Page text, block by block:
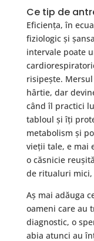
Ce tip de
Eficiența, în
fiziologic și
intervale poate
risipește.
hârtie, dar
când îl practici
tabloul și îți
metabolism și
vieții tale, e mai
o căsnicie
de ritualuri mici,
Aș mai adăuga
oameni care au
diagnostic, o
abia atunci au